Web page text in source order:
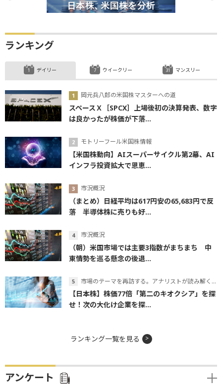
ランキング
デイリー
岡元兵八郎の米国株マスターへの道
スペースＸ［SPCX］上場後初の決算発表、数字
は良かったが株価が下落...
モトリーフール米国株情報
【米国株動向】AIスーパーサイクル第2幕、AI
インフラ投資拡大で恩恵...
市況概況
（まとめ）日経平均は617円安の65,683円で反
落 半導体株に売りも好...
市況概況
（朝）米国市場では主要3指数がまちまち 中
東情勢を巡る懸念の後退...
市場のテーマを再訪する。アナリストが読み解くテーマの本質
【日本株】株価77倍「第二のキオクシア」を探
せ！次の大化け企業を探...
ウイークリー マンスリー
ランキング一覧を見る
アンケート